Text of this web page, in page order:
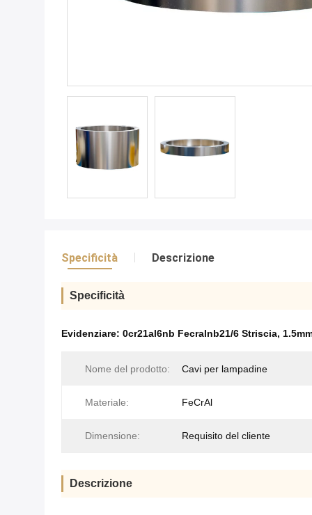
Specificità Descrizione
Specificità
Evidenziare: 0cr21al6nb Fecralnb21/6 Striscia,
Nome del prodotto: Cavi per lampadine
Materiale: FeCrAl
Dimensione: Requisito del cliente
Descrizione